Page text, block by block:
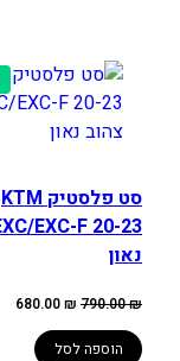
סט פלסטיק KTM
נאון
790.00₪ המחיר
היה:
790.00 ₪.
680.00₪
הוספה לסל